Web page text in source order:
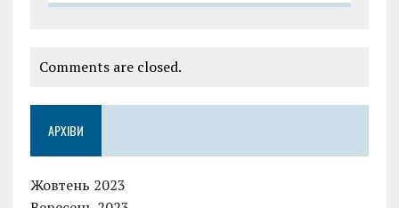
Comments are closed.
АРХІВИ
Жовтень 2023